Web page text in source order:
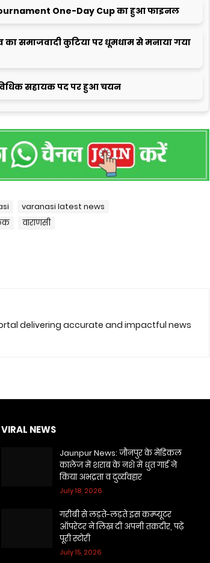
One-Day Cup का हुआ फाइनल
समाजवादी कुटिया पर धूमधाम से मनाया गया
सहायक पद पर हुआ चयन
varanasi latest news
वाराणसी
delivering accurate and impactful news
VIRAL NEWS
Jaunpur News: जौनपुर के मेडिकल
कालेज में शराब के नशे में धुत गार्ड ने
किया अभद्रता व दुर्व्यवहार
July 18, 2026
गरीबी से लड़ते-लड़ते इस कम्प्यूटर
ऑपरेटर ने लिख दी अपनी तकदीर, पढ़ें
पूरी स्टोरी
July 15, 2026